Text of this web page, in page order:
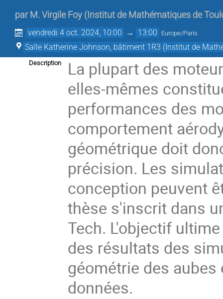
par M. Virgile Foy ( Institut de Mathématiques de
vendredi 4 oct. 2024, 10:00 → 13:00 Europe/Paris
Salle Katherine Johnson, bâtiment 1R3 (Institut de
Description
La plupart des
elles-mêmes
performances des
comportement
géométrique doit
précision. Les
conception peuvent
thèse s'inscrit dans
Tech. L'objectif
des résultats des
géométrie des
données.